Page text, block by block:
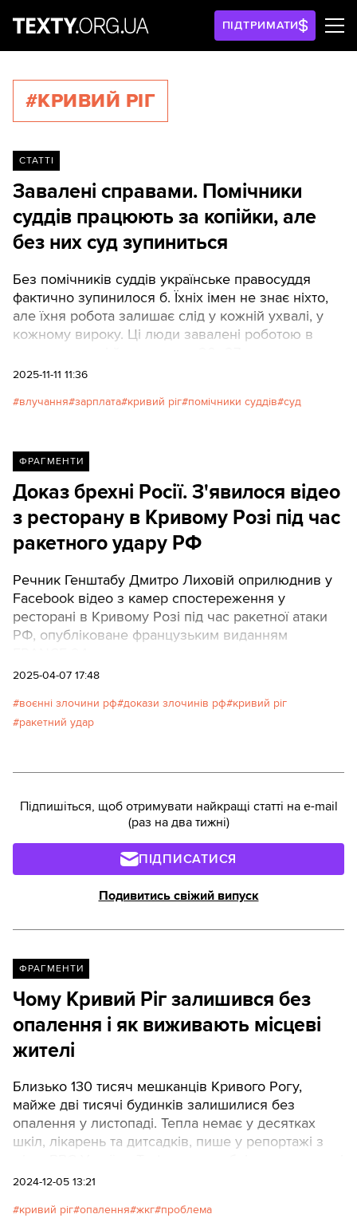
ПІДТРИМАТИ
#КРИВИЙ РІГ
СТАТТІ
Завалені справами. Помічники
суддів працюють за копійки, але
без них суд зупиниться
Без помічників суддів українське правосуддя
фактично зупинилося б. Їхніх імен не знає ніхто,
але їхня робота залишає слід у кожній ухвалі, у
кожному вироку. Ці люди завалені роботою в
зарплати. Як влаштовані залаштунки ухвалення
суддів, Texty.org.ua побачили на власні очі.
2025-11-11 11:36
влучання зарплата кривий ріг помічники суддів суд
ФРАГМЕНТИ
Доказ брехні Росії. З'явилося відео
з ресторану в Кривому Розі під час
ракетного удару РФ
Речник Генштабу Дмитро Лиховій оприлюднив у
Facebook відео з камер спостереження у
ресторані в Кривому Розі під час ракетної атаки
РФ, опубліковане французьким виданням
2025-04-07 17:48
воєнні злочини рф докази злочинів рф кривий ріг
ракетний удар
Підпишіться, щоб отримувати найкращі статті на e-mail
(раз на два тижні)
ПІДПИСАТИСЯ
Подивитись свіжий випуск
ФРАГМЕНТИ
Чому Кривий Ріг залишився без
опалення і як виживають місцеві
жителі
Близько 130 тисяч мешканців Кривого Рогу,
майже дві тисячі будинків залишилися без
опалення у листопаді. Тепла немає у десятках
шкіл, лікарень та дитсадків, пише у репортажі з
фрагменти матеріалу.
2024-12-05 13:21
кривий ріг опалення жкг проблема